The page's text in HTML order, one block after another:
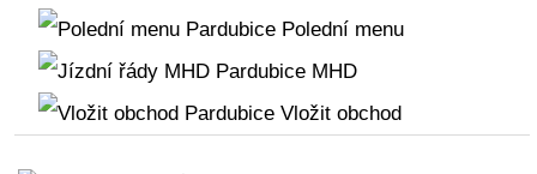
Polední menu
MHD
Vložit obchod